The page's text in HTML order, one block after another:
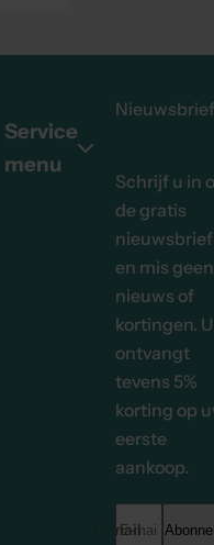
Service
menu
Nieuwsbrief
Schrijf u in
de gratis
nieuwsbrief
en mis geen
nieuws of
kortingen. U
ontvangt
tevens 5%
korting op
eerste
aankoop.
E-mailadres *